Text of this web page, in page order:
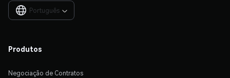
Português 
Produtos
Negociação de Contratos